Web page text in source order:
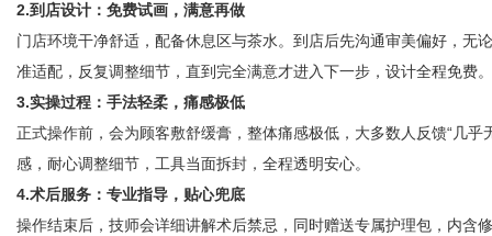
2.到店设计：免费试画，满意再做
门店环境干净舒适，配备休息区与茶水。到店后先沟通审美偏好，无
准适配，反复调整细节，直到完全满意才进入下一步，设计全程免费。
3.实操过程：手法轻柔，痛感极低
正式操作前 ，会为顾客敷舒缓膏，整体痛感极低， 大多数人反馈“几乎
感，耐心调整细节，工具当面拆封，全程透明安心。
4.术后服务：专业指导，贴心兜底
操作结束后，技师会详细讲解术后禁忌，同时赠送专属护理包，内含